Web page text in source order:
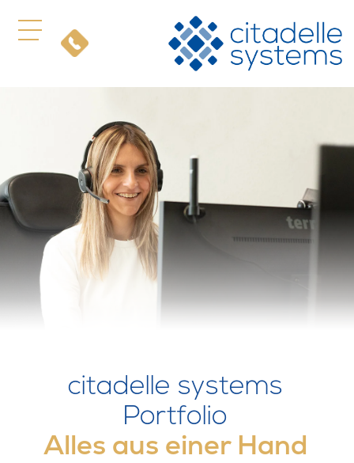
citadelle systems
Portfolio
Alles aus einer Hand